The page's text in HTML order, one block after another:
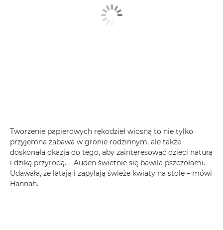
Tworzenie papierowych rękodzieł wiosną to nie tylko
przyjemna zabawa w gronie rodzinnym, ale także
doskonała okazja do tego, aby zainteresować dzieci naturą
i dziką przyrodą. – Auden świetnie się bawiła pszczołami.
Udawała, że latają i zapylają świeże kwiaty na stole – mówi
Hannah.